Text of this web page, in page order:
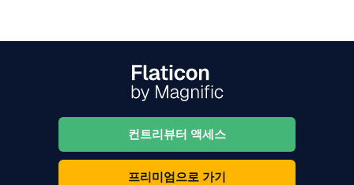
컨트리뷰터 액세스
프리미엄으로 가기